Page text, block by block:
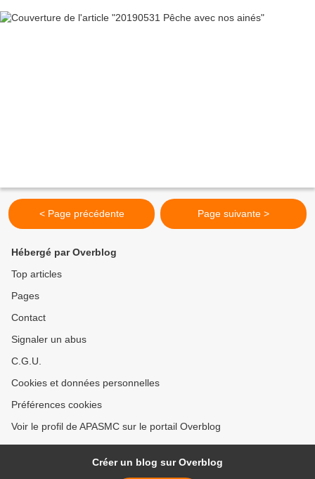
< Page précédente Page suivante >
Hébergé par Overblog
Top articles
Pages
Contact
Signaler un abus
C.G.U.
Cookies et données personnelles
Préférences cookies
Voir le profil de APASMC sur le portail Overblog
Créer un blog sur Overblog